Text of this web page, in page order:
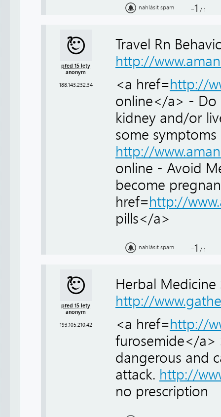
nahlásit spam -1 / 1
před 15 lety
anonym
188.143.232.34
Travel Rn
http://
<a href=http://
online</a> - Do
kidney and/or
some
http://
online - Avoid
become
href=http://
pills</a>
nahlásit spam -1 / 1
před 15 lety
anonym
193.105.210.42
Herbal Medicine
http://
<a href=http://
furosemide</a>
dangerous and
attack. http://
no prescription